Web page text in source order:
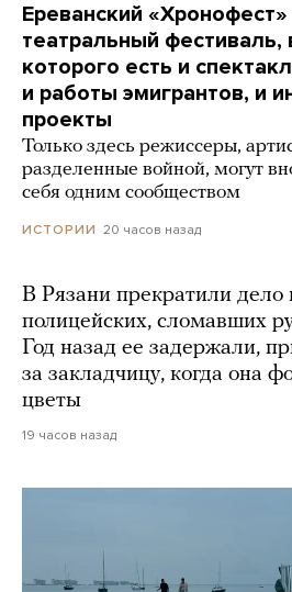
Ереванский
театральный
которого есть и
и работы эмигрантов, и
проекты
Только здесь режиссеры,
разделенные войной, могут
себя одним сообществом
ИСТОРИИ 20 часов назад
В Рязани прекратили дело
полицейских, сломавших
Год назад ее задержали,
за закладчицу, когда она
цветы
19 часов назад